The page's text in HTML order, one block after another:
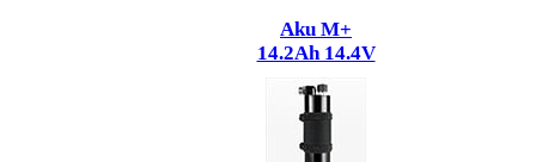
Aku M+
14.2Ah 14.4V